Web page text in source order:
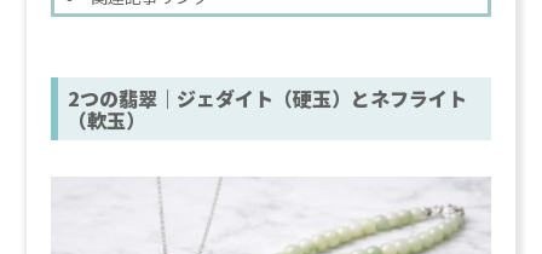
2つの翡翠｜ジェダイト（硬玉）とネフライト
（軟玉）